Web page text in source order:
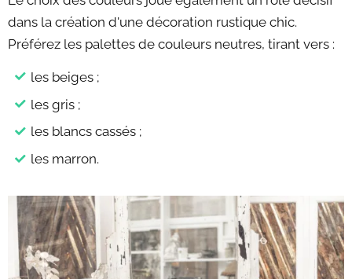
dans la création d'une décoration rustique chic.
Préférez les palettes de couleurs neutres, tirant vers :
les beiges ;
les gris ;
les blancs cassés ;
les marron.